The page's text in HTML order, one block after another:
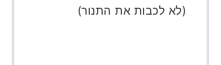
(לא לכבות את התנור)